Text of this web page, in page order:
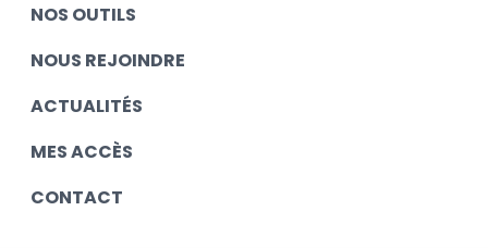
NOS OUTILS
NOUS REJOINDRE
ACTUALITÉS
MES ACCÈS
CONTACT